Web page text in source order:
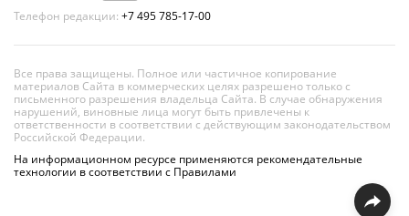
Телефон редакции: +7 495 785-17-00
Все права защищены. Полное или частичное копирование
материалов Сайта в коммерческих целях разрешено только с
письменного разрешения владельца Сайта. В случае обнаружения
нарушений, виновные лица могут быть привлечены к
ответственности в соответствии с действующим законодательством
Российской Федерации.
На информационном ресурсе применяются рекомендательные
технологии в соответствии с Правилами